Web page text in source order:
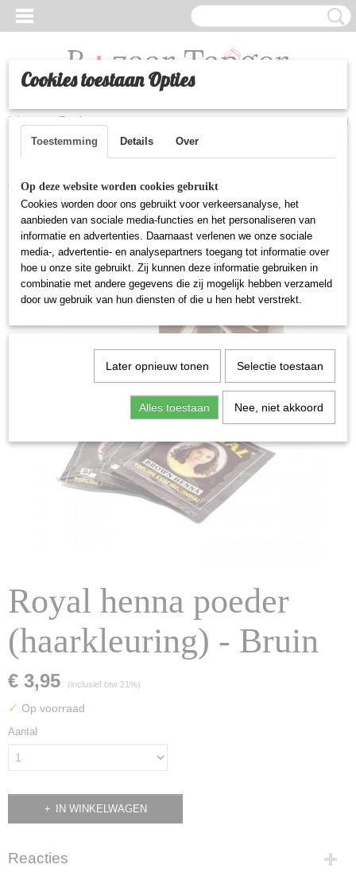
Inloggen Registreren
Home >Cosmetica>Royal henna poeder (haarkleuring) - Bruin
Royal henna poeder
(haarkleuring) - Bruin
€ 3,95 (inclusief btw 21%)
✓ Op voorraad
Aantal
IN WINKELWAGEN
Reacties
Cookies toestaan Opties
Toestemming Details Over
Op deze website worden cookies gebruikt
Cookies worden door ons gebruikt voor verkeersanalyse, het
aanbieden van sociale media-functies en het personaliseren van
informatie en advertenties. Daarnaast verlenen we onze sociale
media-, advertentie- en analysepartners toegang tot informatie over
hoe u onze site gebruikt. Zij kunnen deze informatie gebruiken in
combinatie met andere gegevens die zij mogelijk hebben verzameld
door uw gebruik van hun diensten of die u hen hebt verstrekt.
Later opnieuw tonen Selectie toestaan
Alles toestaan Nee, niet akkoord